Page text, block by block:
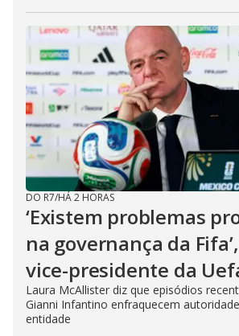
DO R7/HÁ 2 HORAS
‘Existem problemas
na governança da
vice-presidente da
Laura McAllister diz que episódios
Gianni Infantino enfraquecem
entidade